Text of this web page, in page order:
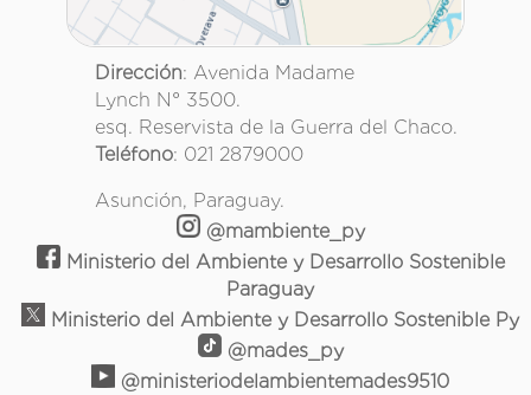
Dirección: Avenida Madame
Lynch N° 3500.
esq. Reservista de la Guerra del Chaco.
Teléfono: 021 2879000
Asunción, Paraguay.
@mambiente_py
Ministerio del Ambiente y Desarrollo Sostenible
Paraguay
Ministerio del Ambiente y Desarrollo Sostenible Py
@mades_py
@ministeriodelambientemades9510